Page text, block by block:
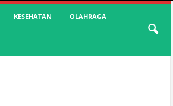
KESEHATAN OLAHRAGA